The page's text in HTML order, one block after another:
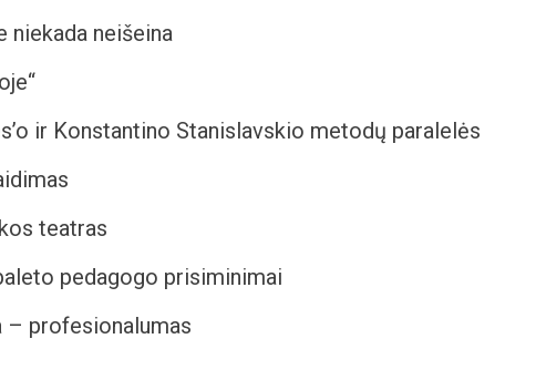
niekada neišeina
ir Konstantino Stanislavskio metodų paralelės
teatras
pedagogo prisiminimai
– profesionalumas